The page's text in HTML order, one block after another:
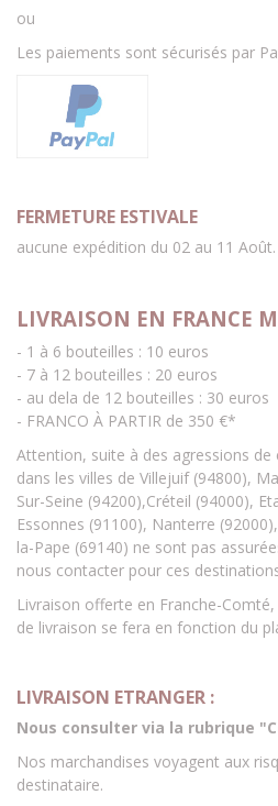
ou
Les paiements sont sécurisés par
FERMETURE ESTIVALE
aucune expédition du 02 au 11
LIVRAISON EN FRANCE
- 1 à 6 bouteilles : 10 euros
- 7 à 12 bouteilles : 20 euros
- au dela de 12 bouteilles : 30 euros
- FRANCO À PARTIR de 350 €*
Attention, suite à des agressions de
dans les villes de Villejuif (94800),
Sur-Seine (94200),Créteil (94000),
Essonnes (91100), Nanterre
la-Pape (69140) ne sont pas
nous contacter pour ces
Livraison offerte en Franche-
de livraison se fera en fonction du
LIVRAISON ETRANGER :
Nous consulter via la rubrique
Nos marchandises voyagent aux
destinataire.